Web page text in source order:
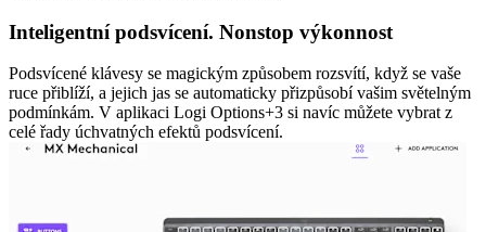
Inteligentní podsvícení. Nonstop výkonnost
Podsvícené klávesy se magickým způsobem rozsvítí, když se vaše
ruce přiblíží, a jejich jas se automaticky přizpůsobí vašim světelným
podmínkám. V aplikaci Logi Options+3 si navíc můžete vybrat z
celé řady úchvatných efektů podsvícení.